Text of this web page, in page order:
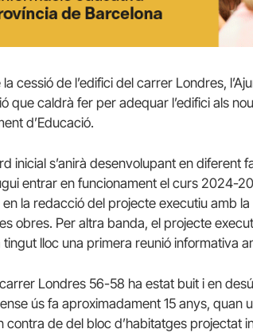
cessió de l’edifici del carrer Londres,
que caldrà fer per adequar l’edifici als
d’Educació.
inicial s’anirà desenvolupant en diferent
entrar en funcionament el curs 2024-
la redacció del projecte executiu amb
obres. Per altra banda, el projecte
tingut lloc una primera reunió informativa
carrer Londres 56-58 ha estat buit i en
ús fa aproximadament 15 anys, quan
contra de del bloc d’habitatges projectat